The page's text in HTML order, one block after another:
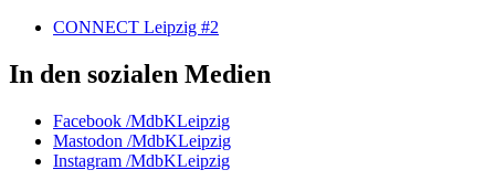
CONNECT Leipzig #2
In den sozialen Medien
Facebook /MdbKLeipzig
Mastodon /MdbKLeipzig
Instagram /MdbKLeipzig